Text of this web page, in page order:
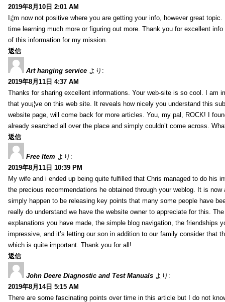
2019年8月10日 2:01 AM
I¡¦m now not positive where you are getting your info, however great
time learning much more or figuring out more. Thank you for excellent
of this information for my mission.
返信
Art hanging service より:
2019年8月11日 4:37 AM
Thanks for sharing excellent informations. Your web-site is so cool. I am
that you¡¦ve on this web site. It reveals how nicely you understand this
website page, will come back for more articles. You, my pal, ROCK! I
already searched all over the place and simply couldn’t come across.
返信
Free Item より:
2019年8月11日 10:39 PM
My wife and i ended up being quite fulfilled that Chris managed to do his
the precious recommendations he obtained through your weblog. It is now
simply happen to be releasing key points that many some people have
really do understand we have the website owner to appreciate for this.
explanations you have made, the simple blog navigation, the friendships
impressive, and it’s letting our son in addition to our family consider that
which is quite important. Thank you for all!
返信
John Deere Diagnostic and Test Manuals より:
2019年8月14日 5:15 AM
There are some fascinating points over time in this article but I do not